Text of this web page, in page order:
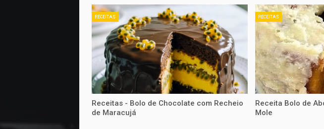
RECEITAS
Receitas - Bolo de Chocolate com Recheio
de Maracujá
RECEITAS
Receita Bolo de
Mole